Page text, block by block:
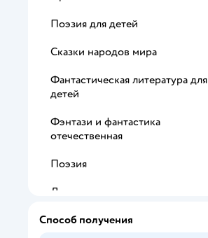
Поэзия для детей
Сказки народов мира
Фантастическая литература для
детей
Фэнтази и фантастика
отечественная
Поэзия
Детективы
Способ получения